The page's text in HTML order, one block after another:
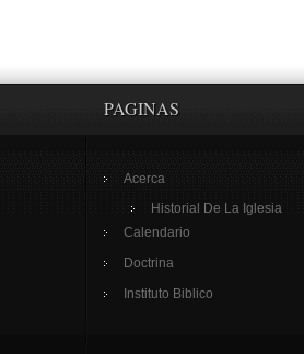
PAGINAS
Acerca
Historial De La Iglesia
Calendario
Doctrina
Instituto Biblico